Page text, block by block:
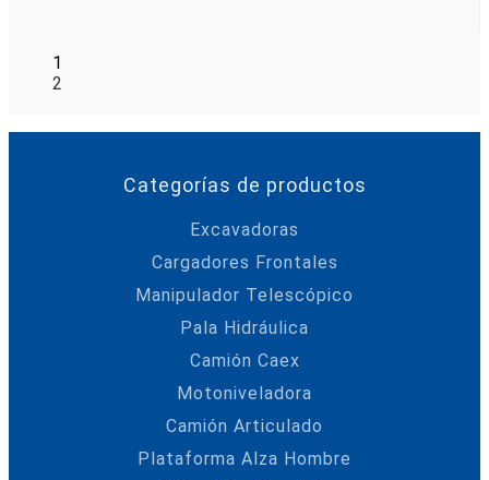
1
2
Categorías de productos
Excavadoras
Cargadores Frontales
Manipulador Telescópico
Pala Hidráulica
Camión Caex
Motoniveladora
Camión Articulado
Plataforma Alza Hombre